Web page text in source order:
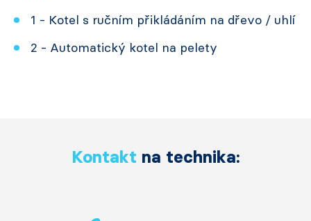
1 - Kotel s ručním přikládáním na dřevo / uhlí
2 - Automatický kotel na pelety
Kontakt na technika: